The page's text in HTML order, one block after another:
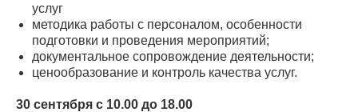
услуг
методика работы с персоналом, особенности
подготовки и проведения мероприятий;
документальное сопровождение деятельности;
ценообразование и контроль качества услуг.
30 сентября с 10.00 до 18.00